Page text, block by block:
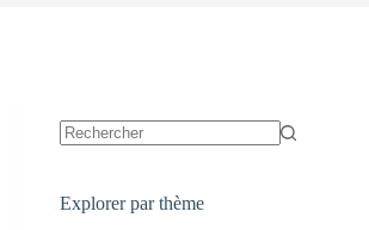
Explorer par thème